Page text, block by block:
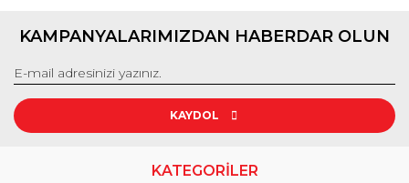
KAMPANYALARIMIZDAN HABERDAR OLUN
KAYDOL
KATEGORİLER